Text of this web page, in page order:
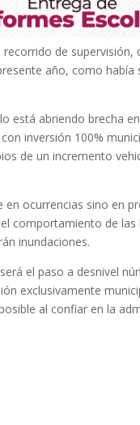
de
año, como
está abriendo brecha
inversión 100%
de un incremento
ocurrencias sino en
comportamiento de
inundaciones.
el paso a desnivel
exclusivamente
al confiar en la